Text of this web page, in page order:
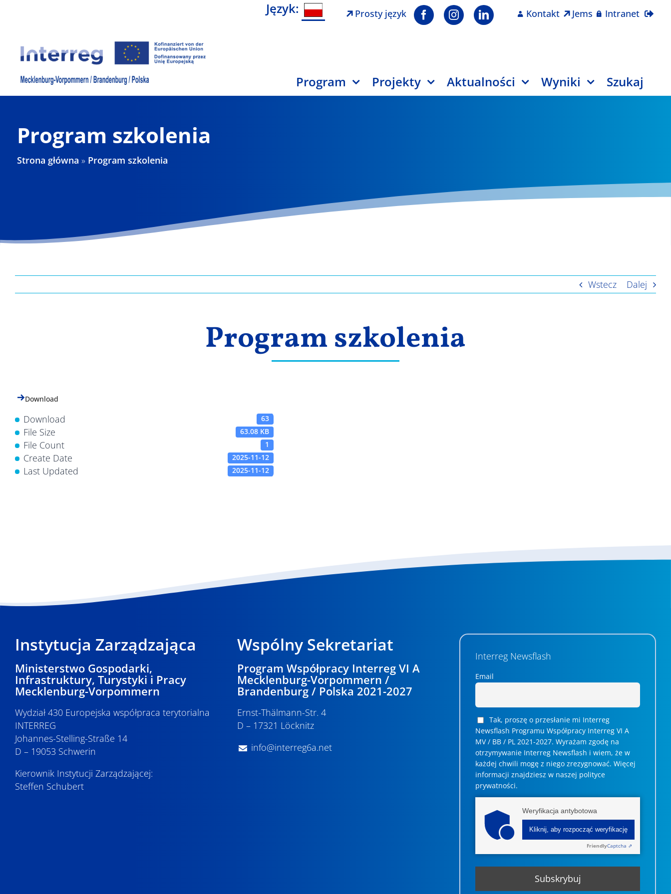
Język: Prosty język Kontakt Jems Intranet
Program Projekty Aktualności Wyniki Szukaj
Program szkolenia
Strona główna » Program szkolenia
Wstecz Dalej
Program szkolenia
Download
Download 63
File Size 63.08 KB
File Count 1
Create Date 2025-11-12
Last Updated 2025-11-12
Instytucja Zarządzająca
Ministerstwo Gospodarki,
Infrastruktury, Turystyki i Pracy
Mecklenburg-Vorpommern
Wydział 430 Europejska współpraca terytorialna
INTERREG
Johannes-Stelling-Straße 14
D – 19053 Schwerin
Kierownik Instytucji Zarządzającej:
Steffen Schubert
Wspólny Sekretariat
Program Współpracy Interreg VI A
Mecklenburg-Vorpommern /
Brandenburg / Polska 2021-2027
Ernst-Thälmann-Str. 4
D – 17321 Löcknitz
info@interreg6a.net
Interreg Newsflash
Email
Tak, proszę o przesłanie mi Interreg
Newsflash Programu Współpracy Interreg VI A
MV / BB / PL 2021-2027. Wyrażam zgodę na
otrzymywanie Interreg Newsflash i wiem, że w
każdej chwili mogę z niego zrezygnować. ­­Więcej
informacji znajdziesz w naszej polityce
prywatności.
Weryfikacja antybotowa
Kliknij, aby rozpocząć weryfikację
FriendlyCaptcha ⇗